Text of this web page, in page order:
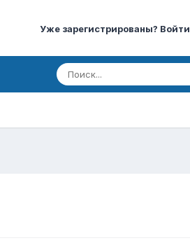
Уже зарегистрированы? Войти